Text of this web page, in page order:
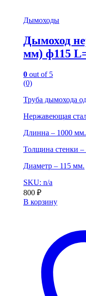
Дымоходы
Дымоход
мм) ф115
0 out of 5
(0)
Труба дымохода
Нержавеющая
Длинна – 1000 мм.
Толщина стенки
Диаметр – 115 мм.
SKU: n/a
800 ₽
В корзину